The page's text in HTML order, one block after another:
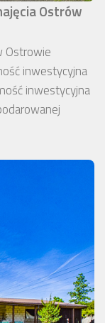
Ostrów
Ostrowie
inwestycyjna
inwestycyjna